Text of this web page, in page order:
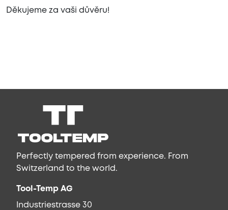
Děkujeme za vaši důvěru!
Perfectly tempered from experience. From
Switzerland to the world.
Tool-Temp AG
Industriestrasse 30